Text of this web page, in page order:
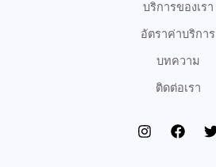
บริการของเรา
อัตราค่าบริการ
บทความ
ติดต่อเรา